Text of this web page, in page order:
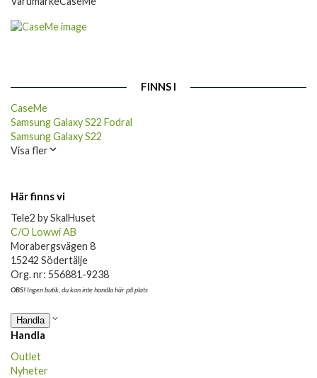
FINNS I
CaseMe
Samsung Galaxy S22 Fodral
Samsung Galaxy S22
Visa fler
Här finns vi
Tele2 by SkalHuset
C/O Lowwi AB
Morabergsvägen 8
15242 Södertälje
Org. nr: 556881-9238
OBS!Ingen butik, du kan inte handla här på plats
Handla
Handla
Outlet
Nyheter